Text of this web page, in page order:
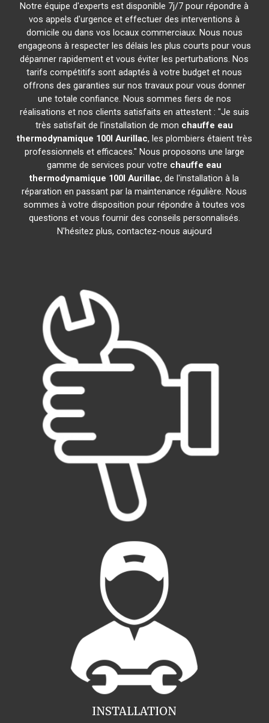
Notre équipe d'experts est disponible 7j/7 pour répondre à
vos appels d'urgence et effectuer des interventions à
domicile ou dans vos locaux commerciaux. Nous nous
engageons à respecter les délais les plus courts pour vous
dépanner rapidement et vous éviter les perturbations. Nos
tarifs compétitifs sont adaptés à votre budget et nous
offrons des garanties sur nos travaux pour vous donner
une totale confiance. Nous sommes fiers de nos
réalisations et nos clients satisfaits en attestent : "Je suis
très satisfait de l'installation de mon chauffe eau
thermodynamique 100l Aurillac, les plombiers étaient très
professionnels et efficaces." Nous proposons une large
gamme de services pour votre chauffe eau
thermodynamique 100l Aurillac, de l'installation à la
réparation en passant par la maintenance régulière. Nous
sommes à votre disposition pour répondre à toutes vos
questions et vous fournir des conseils personnalisés.
N'hésitez plus, contactez-nous aujourd
INSTALLATION